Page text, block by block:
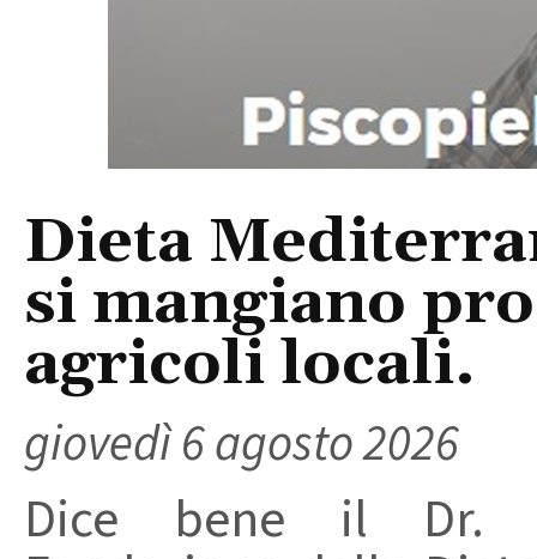
Dieta
si mangiano
agricoli locali.
giovedì 6 agosto 2026
Dice bene il Dr.